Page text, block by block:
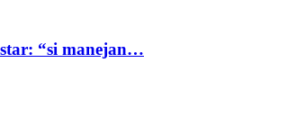
“si manejan…